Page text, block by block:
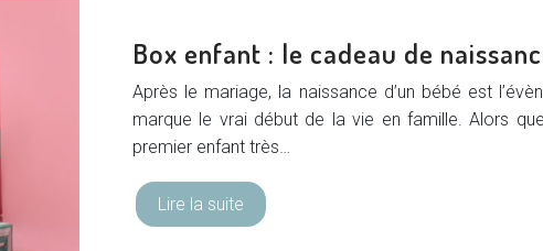
Box enfant : le cadeau de
Après le mariage, la naissance d’un bébé est
marque le vrai début de la vie en famille. Alors
premier enfant très…
Lire la suite